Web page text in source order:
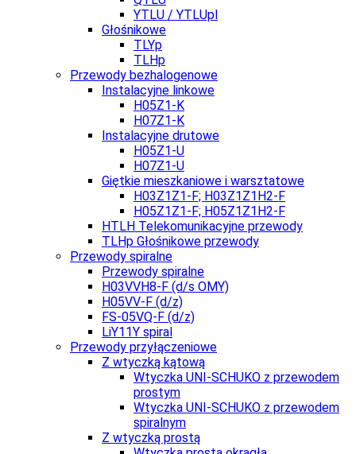
YTLU / YTLUpl
Głośnikowe
TLYp
TLHp
Przewody bezhalogenowe
Instalacyjne linkowe
H05Z1-K
H07Z1-K
Instalacyjne drutowe
H05Z1-U
H07Z1-U
Giętkie mieszkaniowe i warsztatowe
H03Z1Z1-F; H03Z1Z1H2-F
H05Z1Z1-F; H05Z1Z1H2-F
HTLH Telekomunikacyjne przewody
TLHp Głośnikowe przewody
Przewody spiralne
Przewody spiralne
H03VVH8-F (d/s OMY)
H05VV-F (d/z)
FS-05VQ-F (d/z)
LiY11Y spiral
Przewody przyłączeniowe
Z wtyczką kątową
Wtyczka UNI-SCHUKO z przewodem
prostym
Wtyczka UNI-SCHUKO z przewodem
spiralnym
Z wtyczką prostą